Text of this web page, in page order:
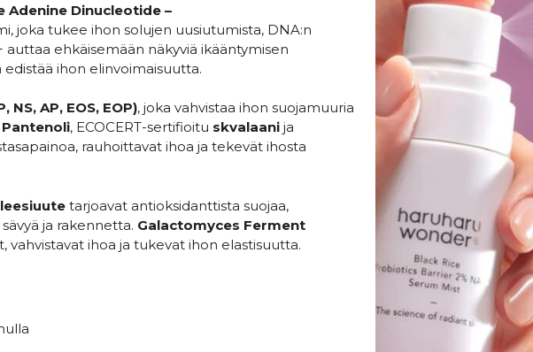
Adenine Dinucleotide –
joka tukee ihon solujen uusiutumista, DNA:n
ehkäisemään näkyviä ikääntymisen
ihon elinvoimaisuutta.
AP, EOS, EOP), joka vahvistaa ihon suojamuuria
Pantenoli, ECOCERT-sertifioitu skvalaani ja
rauhoittavat ihoa ja tekevät ihosta
tarjoavat antioksidanttista suojaa,
ja rakennetta. Galactomyces Ferment
vahvistavat ihoa ja tukevat ihon elastisuutta.